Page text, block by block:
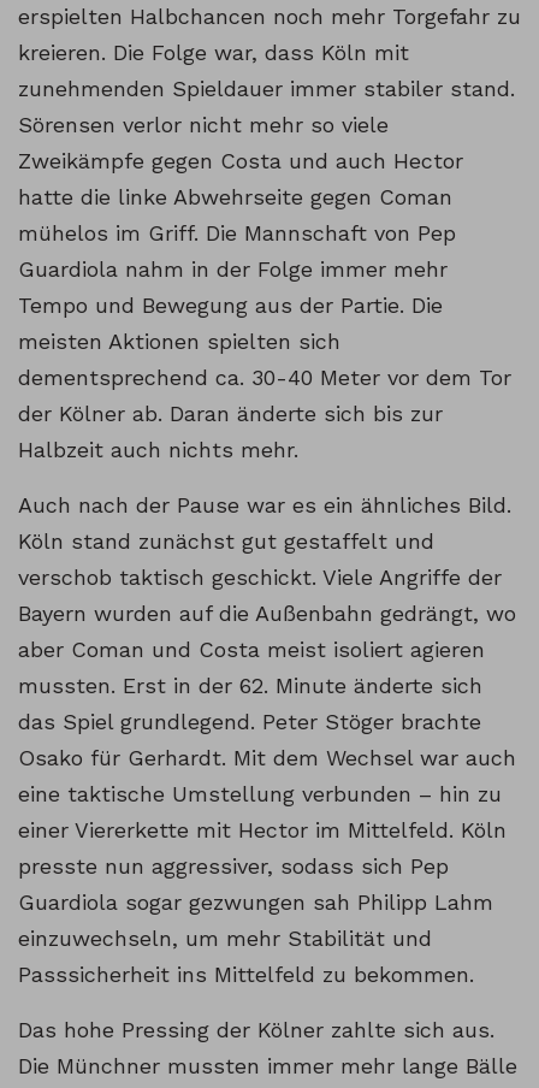
erspielten Halbchancen noch mehr Torgefahr zu
kreieren. Die Folge war, dass Köln mit
zunehmenden Spieldauer immer stabiler stand.
Sörensen verlor nicht mehr so viele
Zweikämpfe gegen Costa und auch Hector
hatte die linke Abwehrseite gegen Coman
mühelos im Griff. Die Mannschaft von Pep
Guardiola nahm in der Folge immer mehr
Tempo und Bewegung aus der Partie. Die
meisten Aktionen spielten sich
dementsprechend ca. 30-40 Meter vor dem Tor
der Kölner ab. Daran änderte sich bis zur
Halbzeit auch nichts mehr.
Auch nach der Pause war es ein ähnliches Bild.
Köln stand zunächst gut gestaffelt und
verschob taktisch geschickt. Viele Angriffe der
Bayern wurden auf die Außenbahn gedrängt, wo
aber Coman und Costa meist isoliert agieren
mussten. Erst in der 62. Minute änderte sich
das Spiel grundlegend. Peter Stöger brachte
Osako für Gerhardt. Mit dem Wechsel war auch
eine taktische Umstellung verbunden – hin zu
einer Viererkette mit Hector im Mittelfeld. Köln
presste nun aggressiver, sodass sich Pep
Guardiola sogar gezwungen sah Philipp Lahm
einzuwechseln, um mehr Stabilität und
Passsicherheit ins Mittelfeld zu bekommen.
Das hohe Pressing der Kölner zahlte sich aus.
Die Münchner mussten immer mehr lange Bälle